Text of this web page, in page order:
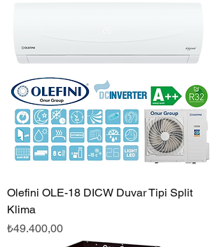
Olefini OLE-18 DICW Duvar Tipi Split
Klima
Fiyat
₺49.400,00